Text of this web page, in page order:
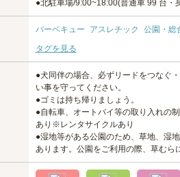
●北駐車場/9:00~18:00(普通車 99 台・
バーベキュー アスレチック
公園・総
タグを見る
●犬同伴の場合、必ずリードをつなぐ
い事を守ってください。
●ゴミは持ち帰りましょう。
●自転車、オートバイ等の取り入れの
あり※レンタサイクルあり
●湿地等がある公園のため、草地、湿
あります。公園をご利用の際、草むら